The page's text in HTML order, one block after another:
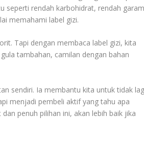
seperti rendah karbohidrat, rendah
memahami label gizi.
Tapi dengan membaca label gizi, kita
tambahan, camilan dengan bahan
sendiri. Ia membantu kita untuk tidak
menjadi pembeli aktif yang tahu apa
penuh pilihan ini, akan lebih baik jika